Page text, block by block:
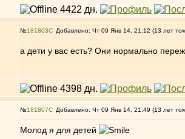
№181803 Добавлено: Чт 09 Янв 14, 21:12 (13 лет
а дети у вас есть? Они нормально
№181807 Добавлено: Чт 09 Янв 14, 21:49 (13 лет
Молод я для детей